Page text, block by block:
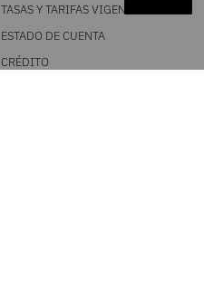
TASAS Y TARIFAS VIGENTES
ESTADO DE CUENTA
CRÉDITO